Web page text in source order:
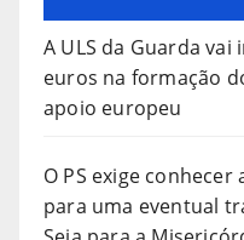
A ULS da Guarda
euros na formação
apoio europeu
O PS exige
para uma eventual